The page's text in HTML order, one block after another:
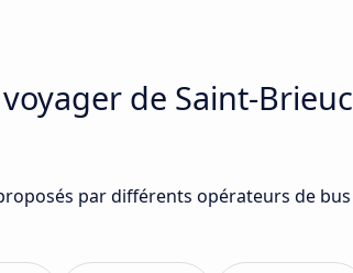
de Saint-Brieuc
par différents opérateurs de bus